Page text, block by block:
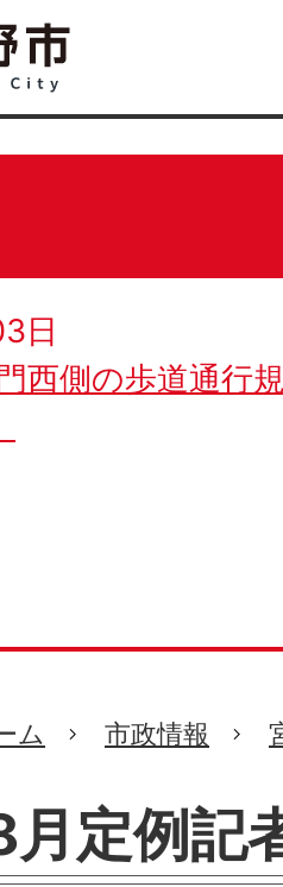
日
西側の歩道通行
ム 市政情報
定例記